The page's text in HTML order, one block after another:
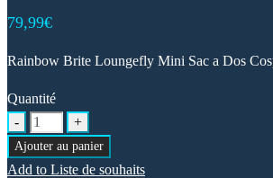
79,99€
Rainbow Brite Loungefly Mini Sac a Dos
Quantité
Ajouter au panier
Add to Liste de souhaits